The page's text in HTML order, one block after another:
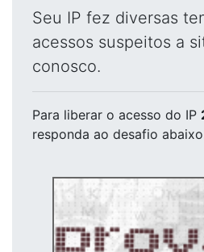
Seu IP fez diversas
acessos suspeitos a
conosco.
Para liberar o acesso do IP
responda ao desafio